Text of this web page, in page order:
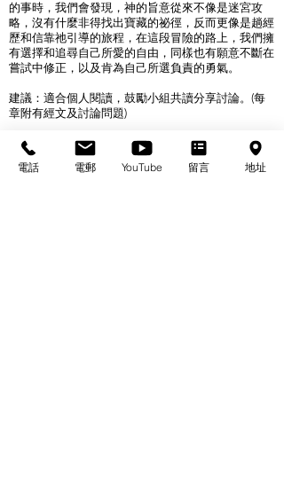
的事時，我們會發現，神的旨意從來不像是迷宮攻
略，沒有什麼非得找出寶藏的祕徑，反而更像是趟經
歷和信靠祂引導的旅程，在這段冒險的路上，我們擁
有選擇和追尋自己所愛的自由，同樣也有願意不斷在
嘗試中修正，以及肯為自己所選負責的勇氣。
建議：適合個人閱讀，鼓勵小組共讀分享討論。(每
章附有經文及討論問題)
電話 電郵 YouTube 留言 地址